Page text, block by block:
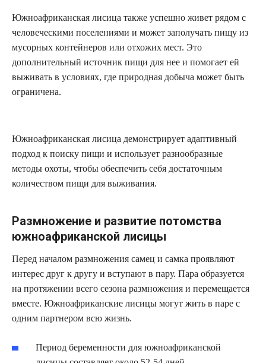
Южноафриканская лисица также успешно живет рядом с
человеческими поселениями и может заполучать пищу из
мусорных контейнеров или отхожих мест. Это
дополнительный источник пищи для нее и помогает ей
выживать в условиях, где природная добыча может быть
ограничена.
Южноафриканская лисица демонстрирует адаптивный
подход к поиску пищи и использует разнообразные
методы охоты, чтобы обеспечить себя достаточным
количеством пищи для выживания.
Размножение и развитие потомства
южноафриканской лисицы
Перед началом размножения самец и самка проявляют
интерес друг к другу и вступают в пару. Пара образуется
на протяжении всего сезона размножения и перемещается
вместе. Южноафриканские лисицы могут жить в паре с
одним партнером всю жизнь.
Период беременности для южноафриканской